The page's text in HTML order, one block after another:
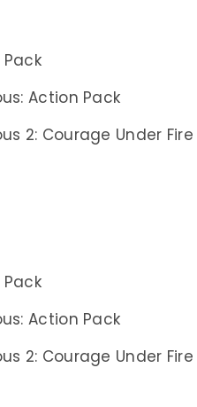
Action Pack
2: Courage Under Fire
Action Pack
2: Courage Under Fire